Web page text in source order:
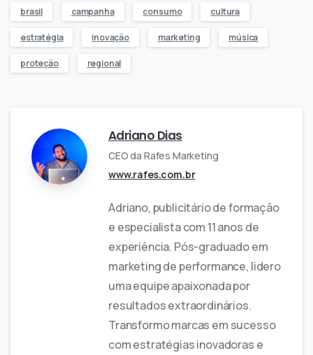
brasil campanha consumo cultura
estratégia inovação marketing música
proteção regional
Adriano Dias
CEO da Rafes Marketing
www.rafes.com.br
Adriano, publicitário de formação
e especialista com 11 anos de
experiência. Pós-graduado em
marketing de performance, lidero
uma equipe apaixonada por
resultados extraordinários.
Transformo marcas em sucesso
com estratégias inovadoras e